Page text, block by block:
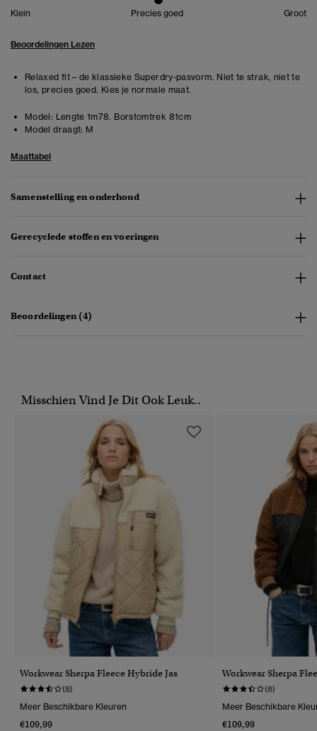
Klein Precies goed Groot
Beoordelingen Lezen
Relaxed fit – de klassieke Superdry-pasvorm. Niet te strak, niet te
los, precies goed. Kies je normale maat.
Model: Lengte 1m78. Borstomtrek 81cm
Model draagt: M
Maattabel
Samenstelling en onderhoud
Gerecyclede stoffen en voeringen
Contact
Beoordelingen (4)
Misschien Vind Je Dit Ook Leuk..
Workwear Sherpa Fleece Hybride Jas
(8)
Meer Beschikbare Kleuren
€109,99
Workwear Sherpa
(8)
Meer Beschikbare
€109,99